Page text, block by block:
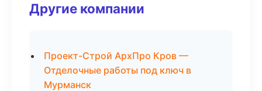
Другие компании
Проект-Строй АрхПро Кров —
Отделочные работы под ключ в
Мурманск